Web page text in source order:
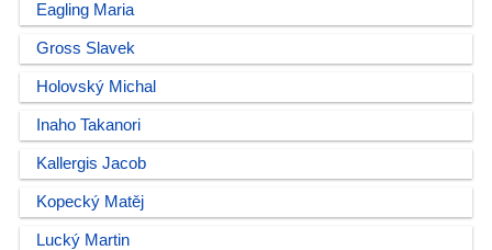
Eagling Maria
Gross Slavek
Holovský Michal
Inaho Takanori
Kallergis Jacob
Kopecký Matěj
Lucký Martin